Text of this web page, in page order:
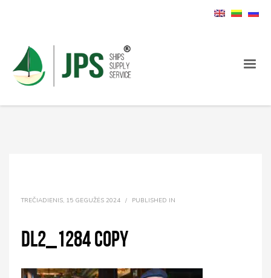
TREČIADIENIS, 15 GEGUŽĖS 2024 / PUBLISHED IN
DL2_1284 copy